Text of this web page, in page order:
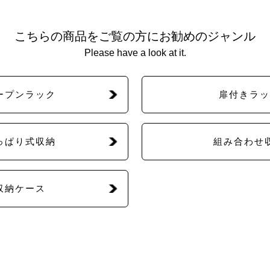
こちらの商品をご覧の方にお勧めのジャンル
Please have a look at it.
プンラック 扉付きラ
ぱり式収納 組み合わせ
納ケース